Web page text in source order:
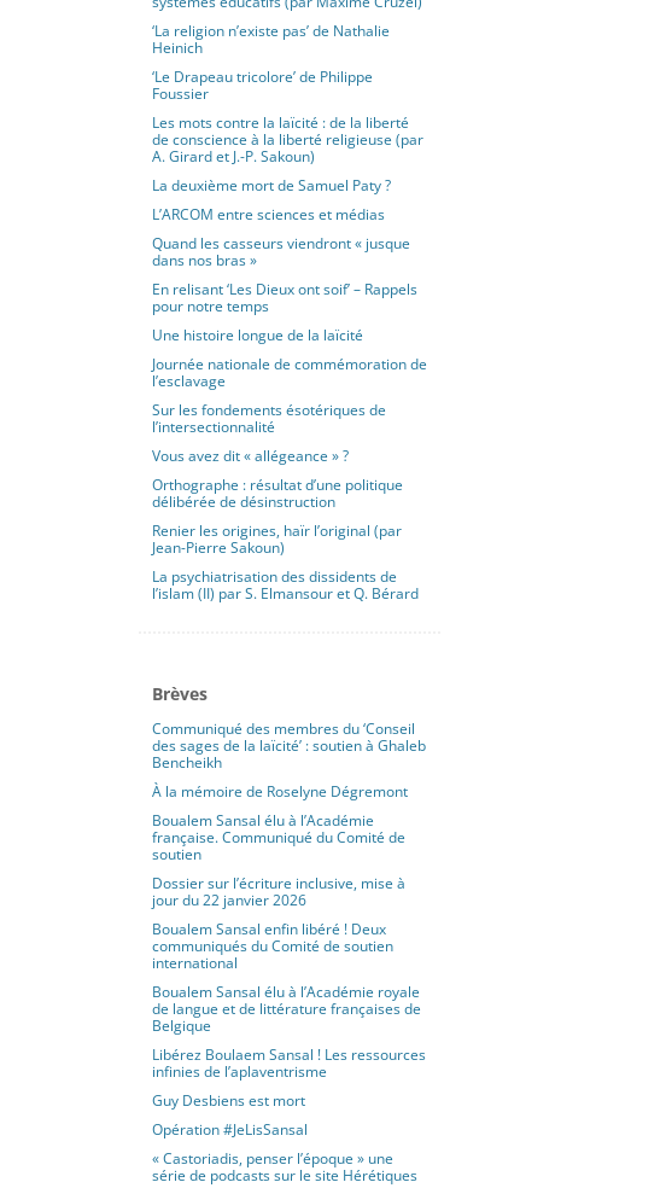
‘La religion n’existe pas’ de Nathalie
Heinich
‘Le Drapeau tricolore’ de Philippe
Foussier
Les mots contre la laïcité : de la liberté
de conscience à la liberté religieuse (par
A. Girard et J.-P. Sakoun)
La deuxième mort de Samuel Paty ?
L’ARCOM entre sciences et médias
Quand les casseurs viendront « jusque
dans nos bras »
En relisant ‘Les Dieux ont soif’ – Rappels
pour notre temps
Une histoire longue de la laïcité
Journée nationale de commémoration de
l’esclavage
Sur les fondements ésotériques de
l’intersectionnalité
Vous avez dit « allégeance » ?
Orthographe : résultat d’une politique
délibérée de désinstruction
Renier les origines, haïr l’original (par
Jean-Pierre Sakoun)
La psychiatrisation des dissidents de
l’islam (II) par S. Elmansour et Q. Bérard
Brèves
Communiqué des membres du ‘Conseil
des sages de la laïcité’ : soutien à Ghaleb
Bencheikh
À la mémoire de Roselyne Dégremont
Boualem Sansal élu à l’Académie
française. Communiqué du Comité de
soutien
Dossier sur l’écriture inclusive, mise à
jour du 22 janvier 2026
Boualem Sansal enfin libéré ! Deux
communiqués du Comité de soutien
international
Boualem Sansal élu à l’Académie royale
de langue et de littérature françaises de
Belgique
Libérez Boulaem Sansal ! Les ressources
infinies de l’aplaventrisme
Guy Desbiens est mort
Opération #JeLisSansal
« Castoriadis, penser l’époque » une
série de podcasts sur le site Hérétiques